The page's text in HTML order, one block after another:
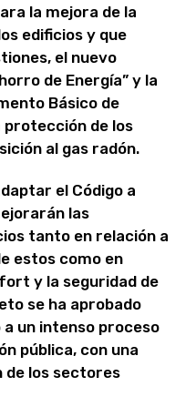
la mejora de la
edificios y que
el nuevo
de Energía” y la
Básico de
protección de los
al gas radón.
el Código a
las
tanto en relación a
estos como en
y la seguridad de
se ha aprobado
un intenso proceso
pública, con una
los sectores